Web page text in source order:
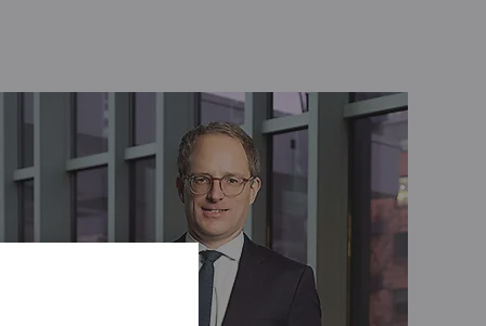
Publikationen Vertriebsteam
Kontakt